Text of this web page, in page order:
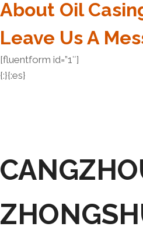
About Oil
Leave Us A
[fluentform id=”1″]
{:}{:es}